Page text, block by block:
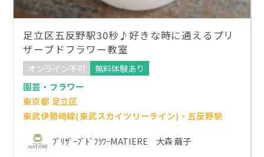
足立区五反野駅30秒♪好きな時に通えるプリ
ザーブドフラワー教室
オンライン不可
無料体験あり
園芸・フラワー
東京都 足立区
東武伊勢崎線(東武スカイツリーライン)・五反野駅
ﾌﾟﾘｻﾞｰﾌﾞﾄﾞﾌﾗﾜｰMATIERE 大森 繭子